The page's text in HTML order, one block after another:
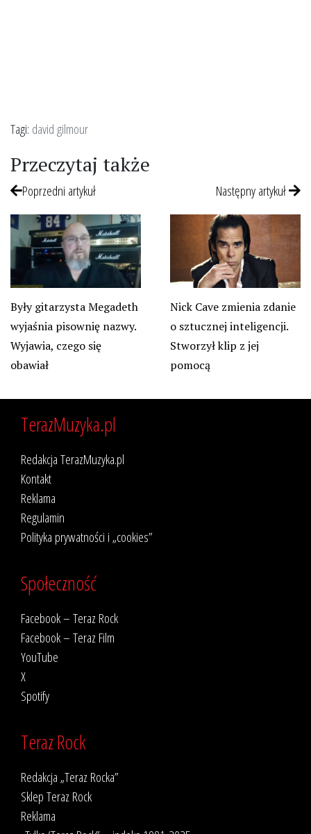
Tagi: david gilmour
Przeczytaj także
Poprzedni artykuł
Były gitarzysta Megadeth
wyjaśnia pisownię nazwy.
Wyjawia, czego się
obawiał
Następny artykuł
Nick Cave zmienia zdanie
o sztucznej inteligencji.
Stworzył klip z jej
pomocą
TerazMuzyka.pl
Redakcja TerazMuzyka.pl
Kontakt
Reklama
Regulamin
Polityka prywatności i „cookies”
Społeczność
Facebook – Teraz Rock
Facebook – Teraz Film
YouTube
X
Spotify
Teraz Rock
Redakcja „Teraz Rocka”
Sklep Teraz Rock
Reklama